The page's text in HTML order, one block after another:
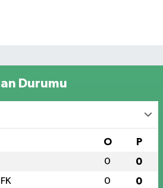
Durumu
O P
0 0
0 0